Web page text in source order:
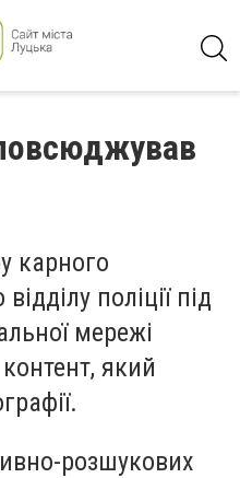
карного
поліції під
мережі
який
розшукових